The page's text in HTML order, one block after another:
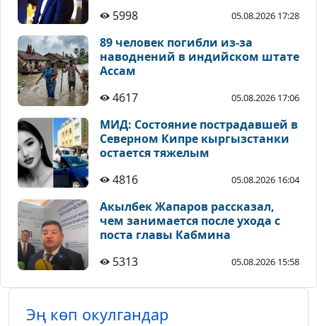
5998 05.08.2026 17:28
89 человек погибли из-за
наводнений в индийском штате
Ассам
4617
05.08.2026 17:06
МИД: Состояние пострадавшей в
Северном Кипре кыргызстанки
остается тяжелым
4816
05.08.2026 16:04
Акылбек Жапаров рассказал,
чем занимается после ухода с
поста главы Кабмина
5313
05.08.2026 15:58
Эң көп окулгандар